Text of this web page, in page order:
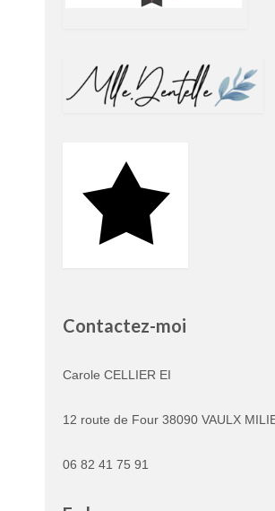
Contactez-moi
Carole CELLIER EI
12 route de Four 38090 VAULX
06 82 41 75 91